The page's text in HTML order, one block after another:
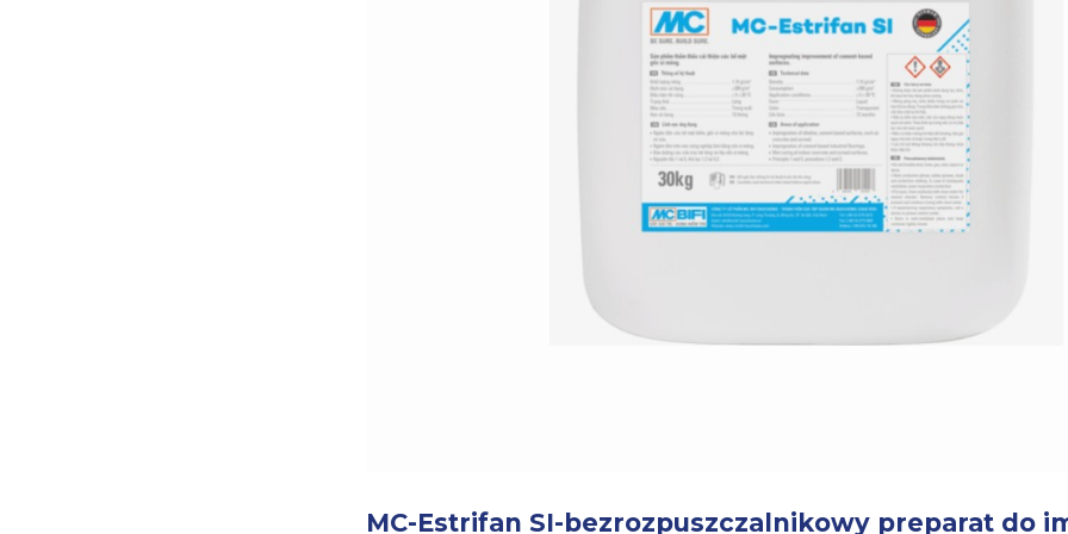
MC-Estrifan SI-bezrozpuszczalnikowy preparat do